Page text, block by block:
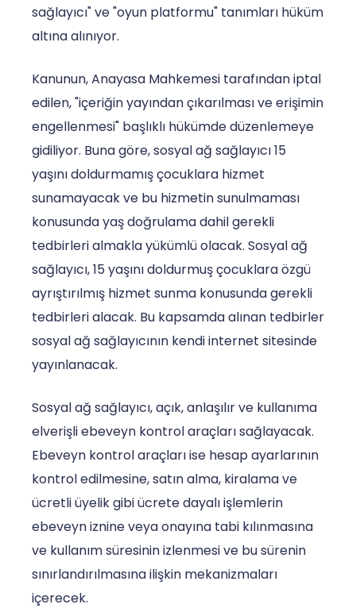
sağlayıcı" ve "oyun platformu" tanımları hüküm
altına alınıyor.
Kanunun, Anayasa Mahkemesi tarafından iptal
edilen, "içeriğin yayından çıkarılması ve erişimin
engellenmesi" başlıklı hükümde düzenlemeye
gidiliyor. Buna göre, sosyal ağ sağlayıcı 15
yaşını doldurmamış çocuklara hizmet
sunamayacak ve bu hizmetin sunulmaması
konusunda yaş doğrulama dahil gerekli
tedbirleri almakla yükümlü olacak. Sosyal ağ
sağlayıcı, 15 yaşını doldurmuş çocuklara özgü
ayrıştırılmış hizmet sunma konusunda gerekli
tedbirleri alacak. Bu kapsamda alınan tedbirler
sosyal ağ sağlayıcının kendi internet sitesinde
yayınlanacak.
Sosyal ağ sağlayıcı, açık, anlaşılır ve kullanıma
elverişli ebeveyn kontrol araçları sağlayacak.
Ebeveyn kontrol araçları ise hesap ayarlarının
kontrol edilmesine, satın alma, kiralama ve
ücretli üyelik gibi ücrete dayalı işlemlerin
ebeveyn iznine veya onayına tabi kılınmasına
ve kullanım süresinin izlenmesi ve bu sürenin
sınırlandırılmasına ilişkin mekanizmaları
içerecek.